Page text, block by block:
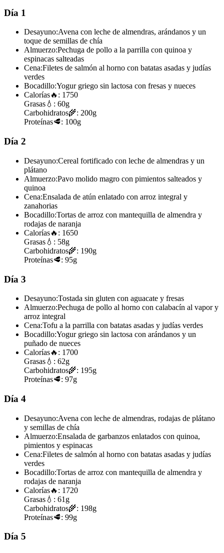
Día 1
Desayuno:Avena con leche de almendras, arándanos y un
toque de semillas de chía
Almuerzo:Pechuga de pollo a la parrilla con quinoa y
espinacas salteadas
Cena:Filetes de salmón al horno con batatas asadas y judías
verdes
Bocadillo:Yogur griego sin lactosa con fresas y nueces
Calorías🔥: 1750
Grasas 💧: 60g
Carbohidratos🌾: 200g
Proteínas🥩: 100g
Día 2
Desayuno:Cereal fortificado con leche de almendras y un
plátano
Almuerzo:Pavo molido magro con pimientos salteados y
quinoa
Cena:Ensalada de atún enlatado con arroz integral y
zanahorias
Bocadillo:Tortas de arroz con mantequilla de almendra y
rodajas de naranja
Calorías🔥: 1650
Grasas 💧: 58g
Carbohidratos🌾: 190g
Proteínas🥩: 95g
Día 3
Desayuno:Tostada sin gluten con aguacate y fresas
Almuerzo:Pechuga de pollo al horno con calabacín al vapor y
arroz integral
Cena:Tofu a la parrilla con batatas asadas y judías verdes
Bocadillo:Yogur griego sin lactosa con arándanos y un
puñado de nueces
Calorías🔥: 1700
Grasas 💧: 62g
Carbohidratos🌾: 195g
Proteínas🥩: 97g
Día 4
Desayuno:Avena con leche de almendras, rodajas de plátano
y semillas de chía
Almuerzo:Ensalada de garbanzos enlatados con quinoa,
pimientos y espinacas
Cena:Filetes de salmón al horno con batatas asadas y judías
verdes
Bocadillo:Tortas de arroz con mantequilla de almendra y
rodajas de naranja
Calorías🔥: 1720
Grasas 💧: 61g
Carbohidratos🌾: 198g
Proteínas🥩: 99g
Día 5